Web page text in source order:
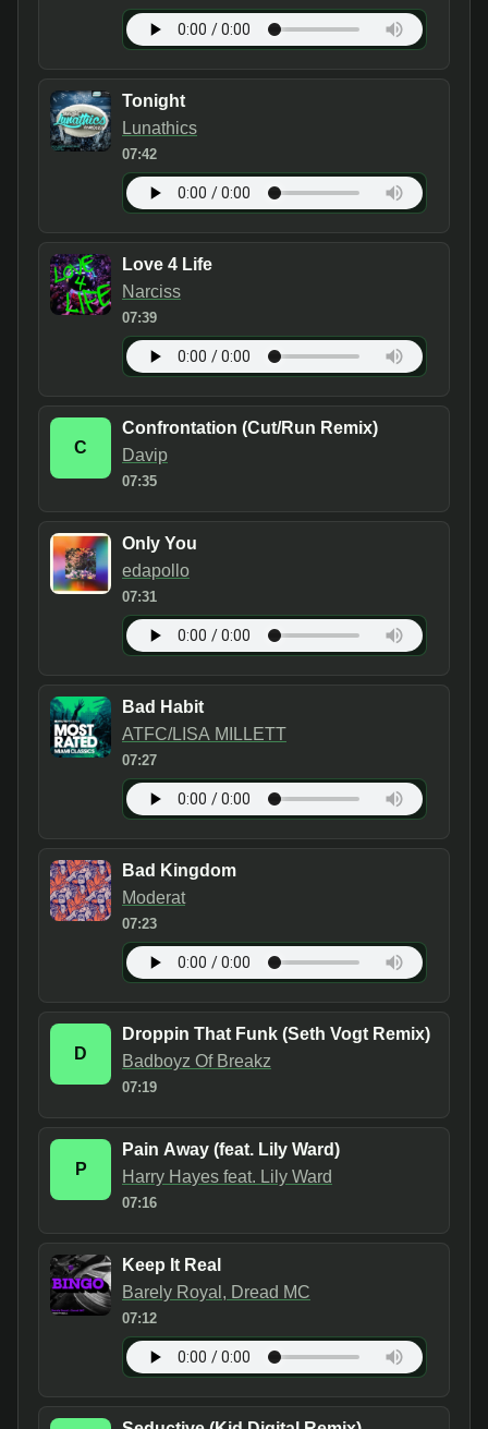
Tonight
Lunathics
07:42
Love 4 Life
Narciss
07:39
C
Confrontation (Cut/Run Remix)
Davip
07:35
Only You
edapollo
07:31
Bad Habit
ATFC/LISA MILLETT
07:27
Bad Kingdom
Moderat
07:23
D
Droppin That Funk (Seth Vogt Remix)
Badboyz Of Breakz
07:19
P
Pain Away (feat. Lily Ward)
Harry Hayes feat. Lily Ward
07:16
Keep It Real
Barely Royal, Dread MC
07:12